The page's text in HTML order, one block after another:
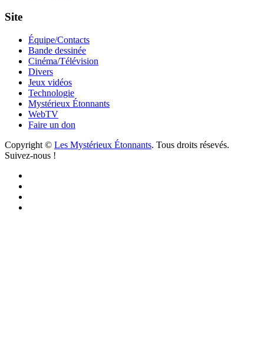
Site
Équipe/Contacts
Bande dessinée
Cinéma/Télévision
Divers
Jeux vidéos
Technologie
Mystérieux Étonnants
WebTV
Faire un don
Copyright © Les Mystérieux Étonnants. Tous droits résevés.
Suivez-nous !